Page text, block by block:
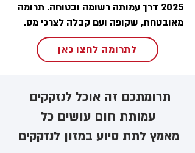
2025 דרך עמותה רשומה ובטוחה. תרומה
מאובטחת, שקופה ועם קבלה לצרכי מס.
לתרומה לחצו כאן
תרומתכם זה אוכל לנזקקים ​
עמותת חום עושים כל
מאמץ לתת סיוע במזון לנזקקים